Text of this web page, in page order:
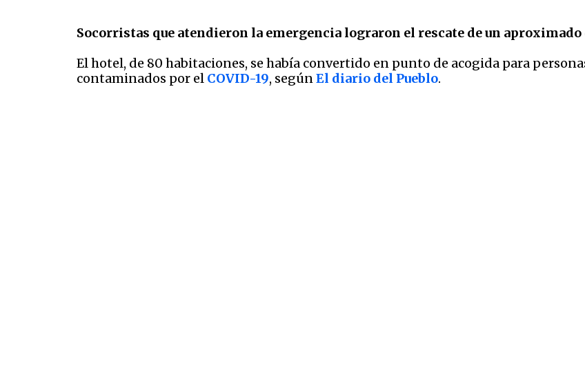
Socorristas que atendieron la emergencia lograron el rescate de un aproximado
El hotel, de 80 habitaciones, se había convertido en punto de acogida para
contaminados por el COVID-19, segúnEl diario del Pueblo.